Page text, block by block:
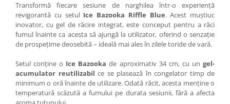
Transformă fiecare sesiune de narghilea într-o experiență
revigorantă cu setul Ice Bazooka Riffle Blue. Acest muștiuc
inovator, cu gel de răcire integrat, este conceput pentru a răci
fumul înainte ca acesta să ajungă la utilizator, oferind o senzație
de prospețime deosebită – ideală mai ales în zilele toride de vară.
Setul conține o Ice Bazooka de aproximativ 34 cm, cu ungel-
acumulator reutilizabil ce se plasează în congelator timp de
minimum o oră înainte de utilizare. Odată răcit, acesta menține o
temperatură scăzută a fumului pe durata sesiunii, fără a afecta